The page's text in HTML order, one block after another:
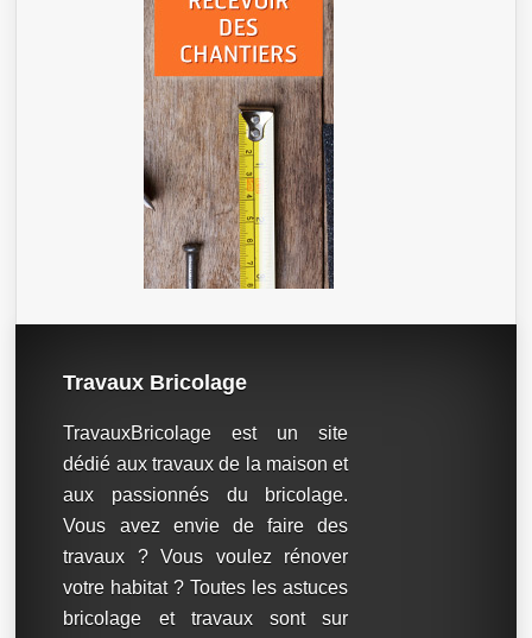
Travaux Bricolage
TravauxBricolage est un site
dédié aux travaux de la maison et
aux passionnés du bricolage.
Vous avez envie de faire des
travaux ? Vous voulez rénover
votre habitat ? Toutes les astuces
bricolage et travaux sont sur